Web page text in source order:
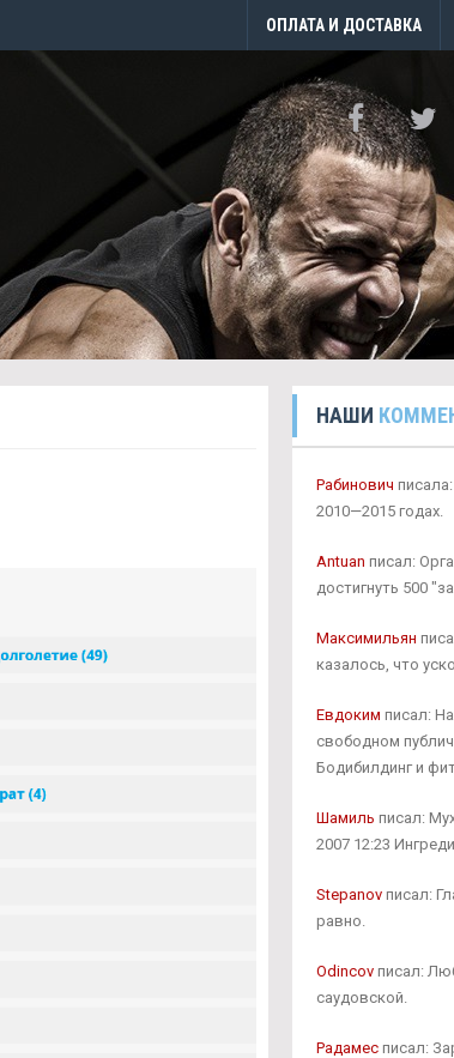
ОПЛАТА И ДОСТАВКА
НАШИ
Рабинович
2010—2015 годах.
Antuan писал:
достигнуть 500
Максимильян
казалось, что
Евдоким писал:
свободном
Бодибилдинг и
Шамиль писал:
2007 12:23
Stepanovписал:
равно.
Odincovписал:
саудовской.
Радамесписал: